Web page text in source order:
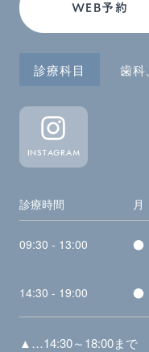
WEB予約
診療科目 歯科
INSTAGRAM
診療時間 月
09:30 - 13:00 ●
14:30 - 19:00 ●
▲…14:30～18:00まで